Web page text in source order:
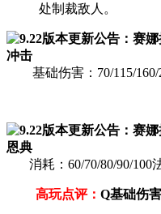
处制裁敌人。
冲击
基础伤害：70/115/160/
恩典
消耗：60/70/80/90/100
高玩点评： Q基础伤